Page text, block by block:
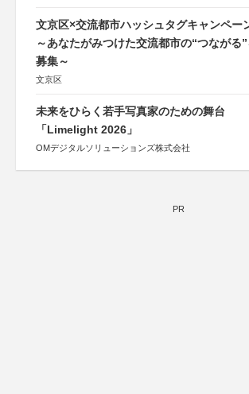
文京区×交流都市ハッシュタグキャンペー
～あなたがみつけた交流都市の“つながる
募集～
文京区
未来をひらく若手写真家のための舞台
「Limelight 2026」
OMデジタルソリューションズ株式会社
PR